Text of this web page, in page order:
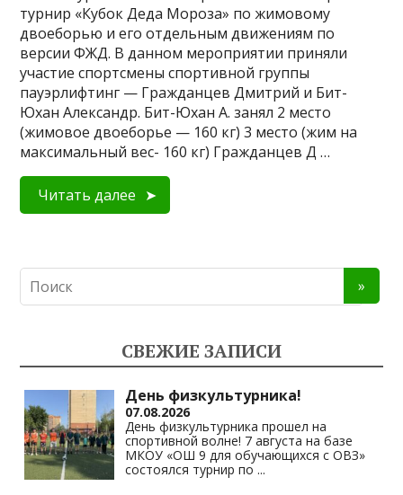
турнир «Кубок Деда Мороза» по жимовому
двоеборью и его отдельным движениям по
версии ФЖД. В данном мероприятии приняли
участие спортсмены спортивной группы
пауэрлифтинг — Гражданцев Дмитрий и Бит-
Юхан Александр. Бит-Юхан А. занял 2 место
(жимовое двоеборье — 160 кг) 3 место (жим на
максимальный вес- 160 кг) Гражданцев Д …
Читать далее
СВЕЖИЕ ЗАПИСИ
День физкультурника!
07.08.2026
День физкультурника прошел на
спортивной волне! 7 августа на базе
МКОУ «ОШ 9 для обучающихся с ОВЗ»
состоялся турнир по ...